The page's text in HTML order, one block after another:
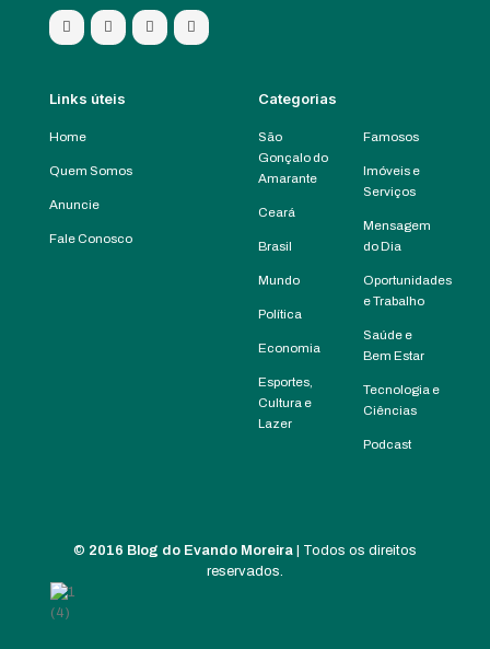
Links úteis
Home
Quem Somos
Anuncie
Fale Conosco
Categorias
São
Gonçalo do
Amarante
Ceará
Brasil
Mundo
Política
Economia
Esportes,
Cultura e
Lazer
Famosos
Imóveis e
Serviços
Mensagem
do Dia
Oportunidades
e Trabalho
Saúde e
Bem Estar
Tecnologia e
Ciências
Podcast
© 2016 Blog do Evando Moreira | Todos os direitos
reservados.